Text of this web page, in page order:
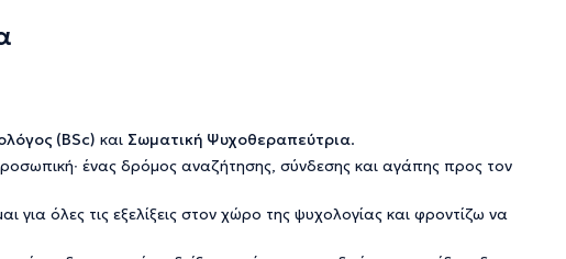
(BSc) και Σωματική Ψυχοθεραπεύτρια.
ένας δρόμος αναζήτησης, σύνδεσης και αγάπης προς τον
όλες τις εξελίξεις στον χώρο της ψυχολογίας και φροντίζω να